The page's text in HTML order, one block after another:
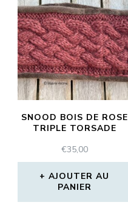
SNOOD BOIS DE ROSE
TRIPLE TORSADE
€35,00
AJOUTER AU
PANIER